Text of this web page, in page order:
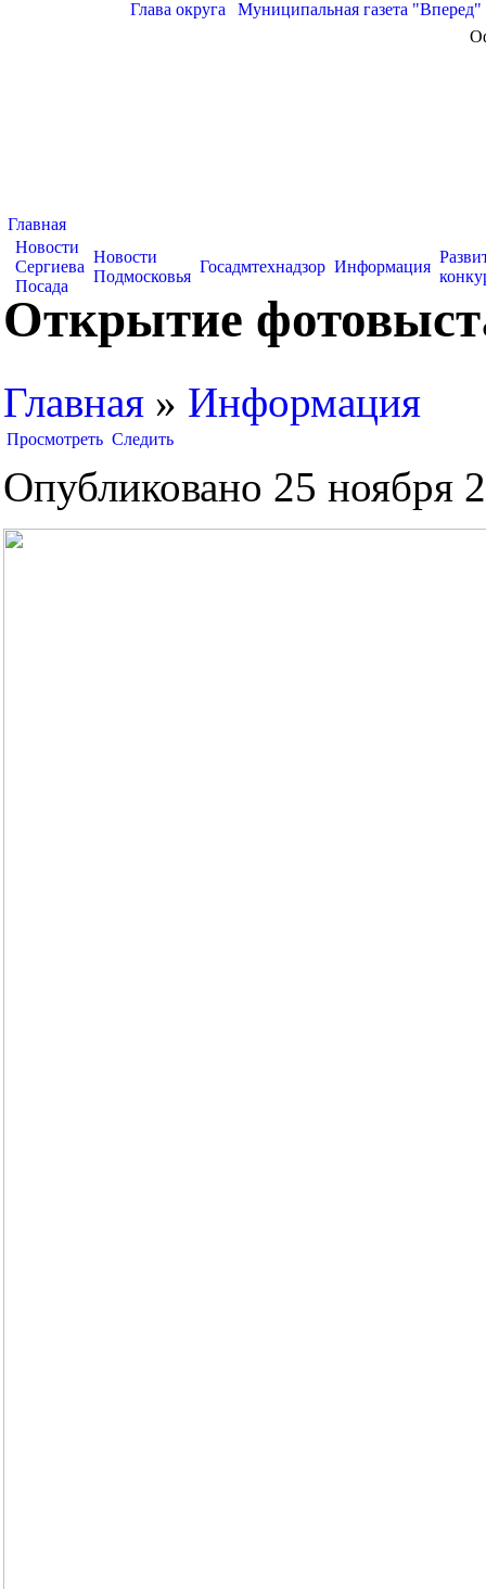
Глава округа Муниципальная газета "Вперед"
Главная
Новости
Сергиева
Посада
Новости
Подмосковья
Госадмтехнадзор Информация
Открытие
Главная » Информация
Просмотреть Следить
Опубликовано 25 ноября